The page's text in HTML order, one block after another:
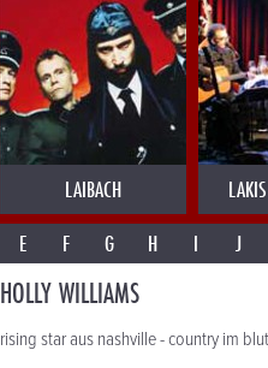
LAIBACH
E F G H I J
HOLLY WILLIAMS
rising star aus nashville - country im